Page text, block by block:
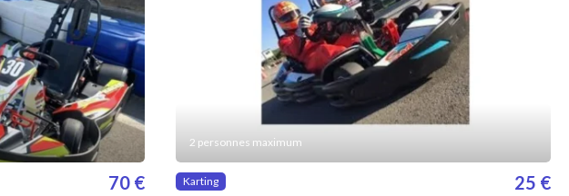
70 €
2 personnes maximum
Karting 25 €